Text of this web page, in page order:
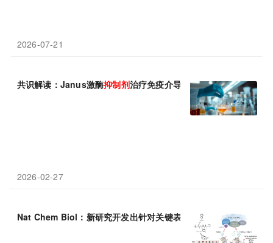
2026-07-21
共识解读：Janus激酶抑制剂治疗免疫介导炎症性疾病中国专家共
2026-02-27
Nat Chem Biol：新研究开发出针对关键表观遗传调控因子的首创